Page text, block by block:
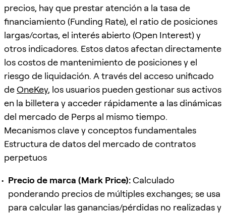
precios, hay que prestar atención a la tasa de
financiamiento (Funding Rate), el ratio de posiciones
largas/cortas, el interés abierto (Open Interest) y
otros indicadores. Estos datos afectan directamente
los costos de mantenimiento de posiciones y el
riesgo de liquidación. A través del acceso unificado
deOneKey, los usuarios pueden gestionar sus activos
en la billetera y acceder rápidamente a las dinámicas
del mercado de Perps al mismo tiempo.
Mecanismos clave y conceptos fundamentales
Estructura de datos del mercado de contratos
perpetuos
Precio de marca (Mark Price):Calculado
ponderando precios de múltiples exchanges; se usa
para calcular las ganancias/pérdidas no realizadas y